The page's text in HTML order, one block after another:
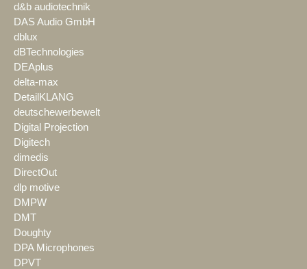
d&b audiotechnik
DAS Audio GmbH
dblux
dBTechnologies
DEAplus
delta-max
DetailKLANG
deutschewerbewelt
Digital Projection
Digitech
dimedis
DirectOut
dlp motive
DMPW
DMT
Doughty
DPA Microphones
DPVT